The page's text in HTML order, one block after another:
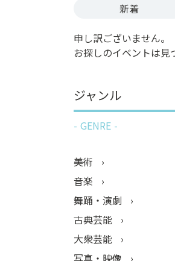
新着
申し訳ございません。
お探しのイベントは見
ジャンル
GENRE
美術
音楽
舞踊・演劇
古典芸能
大衆芸能
写真・映像